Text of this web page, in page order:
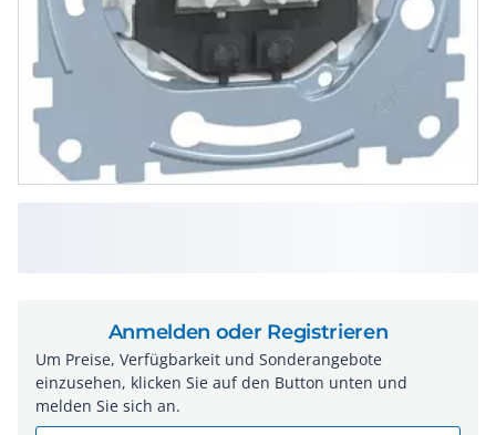
Anmelden oder Registrieren
Um Preise, Verfügbarkeit und Sonderangebote
einzusehen, klicken Sie auf den Button unten und
melden Sie sich an.